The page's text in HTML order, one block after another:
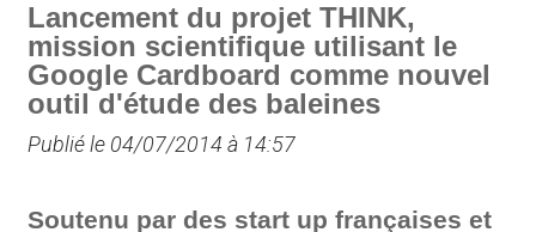
Lancement du projet THINK,
mission scientifique utilisant le
Google Cardboard comme nouvel
outil d'étude des baleines
Publié le 04/07/2014 à 14:57
Soutenu par des start up françaises et